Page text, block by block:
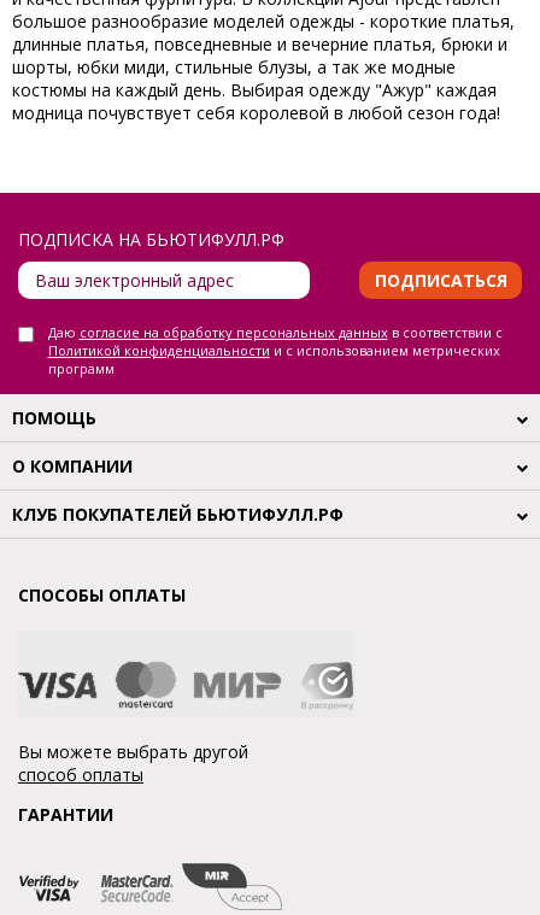
большое разнообразие моделей одежды - короткие платья,
длинные платья, повседневные и вечерние платья, брюки и
шорты, юбки миди, стильные блузы, а так же модные
костюмы на каждый день. Выбирая одежду "Ажур" каждая
модница почувствует себя королевой в любой сезон года!
ПОДПИСКА НА БЬЮТИФУЛЛ.РФ
ПОДПИСАТЬСЯ
Даю согласие на обработку персональных данныхв соответствии с
Политикой конфиденциальности и с использованием метрических
программ
ПОМОЩЬ
О КОМПАНИИ
КЛУБ ПОКУПАТЕЛЕЙ БЬЮТИФУЛЛ.РФ
СПОСОБЫ ОПЛАТЫ
Вы можете выбрать другой
способ оплаты
ГАРАНТИИ